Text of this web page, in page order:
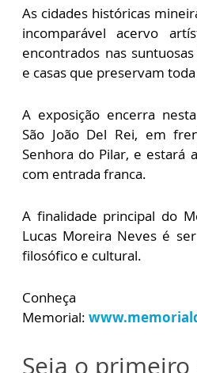
As cidades históricas
incomparável acervo
encontrados nas
e casas que preservam
A exposição encerra
São João Del Rei, em
Senhora do Pilar, e estará
com entrada franca.
A finalidade principal do
Lucas Moreira Neves é
filosófico e cultural.
Memorial:
Seja o